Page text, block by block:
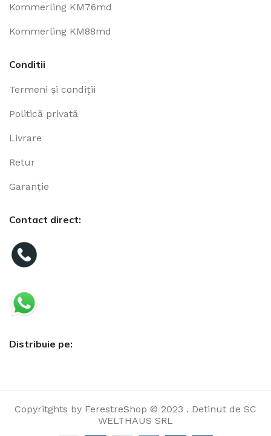
Kommerling KM76md
Kommerling KM88md
Conditii
Termeni și condiții
Politică privată
Livrare
Retur
Garanție
Contact direct:
Distribuie pe:
Copyritghts by FerestreShop © 2023 . Detinut de SC
WELTHAUS SRL